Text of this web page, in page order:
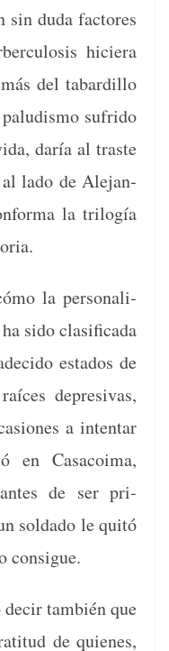
sin duda fac­tores
hiciera
del tabardil­lo
sufri­do
daría al traste
al lado de Ale­jan­
la trilogía
la per­son­al­i­
sido clasi­fi­ca­da
esta­dos de
depre­si­vas,
a inten­tar
en Casacoima,
de ser pri­
sol­da­do le quitó
consigue.
decir tam­bién que
de quienes,